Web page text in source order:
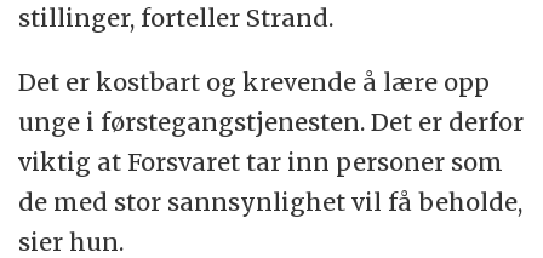
stillinger, forteller Strand.
Det er kostbart og krevende å lære opp
unge i førstegangstjenesten. Det er derfor
viktig at Forsvaret tar inn personer som
de med stor sannsynlighet vil få beholde,
sier hun.